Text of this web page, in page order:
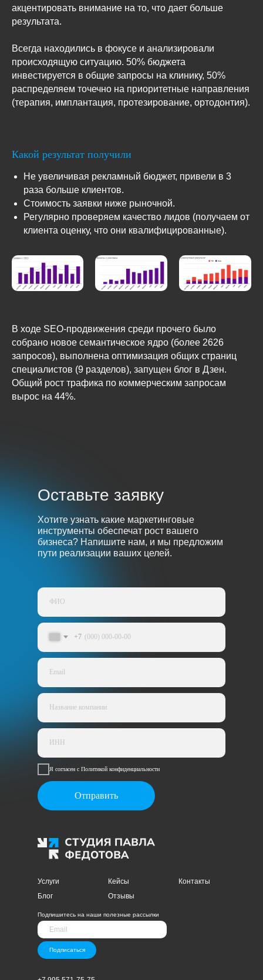
акцентировать внимание на то, что дает больше
результата.
Всегда находились в фокусе и анализировали
происходящую ситуацию. 50% бюджета
инвестируется в общие запросы на клинику, 50%
распределяем точечно на приоритетные направления
(терапия, имплантация, протезирование, ортодонтия).
Какой результат получили
Не увеличивая рекламный бюджет, привели в 3
раза больше клиентов.
Cтоимость заявки ниже рыночной.
Регулярно проверяем качество лидов (получаем от
клиента оценку, что они квалифицированные).
В ходе SEO-продвижения среди прочего было
собрано новое семантическое ядро (более 2626
запросов), выполнена оптимизация общих страниц
специалистов (9 разделов), запущен блог в Дзен.
Общий рост трафика по коммерческим запросам
вырос на 44%.
Оставьте заявку
Хотите узнать какие маркетинговые
инструменты обеспечат рост вашего
бизнеса? Напишите нам, и мы предложим
пути реализации ваших целей.
+7
Я согласен с Политикой конфиденциальности
Отправить
Услуги Кейсы
Отзывы
Блог
Контакты
Подпишитесь на наши полезные рассылки
Подписаться